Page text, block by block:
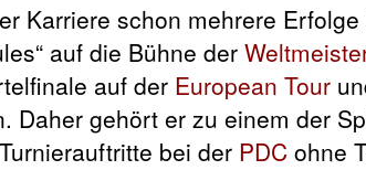
Karriere schon mehrere
auf die Bühne der
auf der European Tour
Daher gehört er zu einem der
bei der PDC ohne